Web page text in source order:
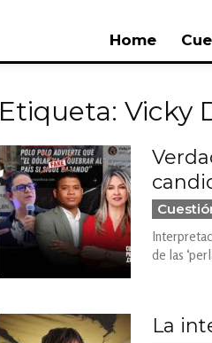
Home
Etiqueta: Vicky
de las
La